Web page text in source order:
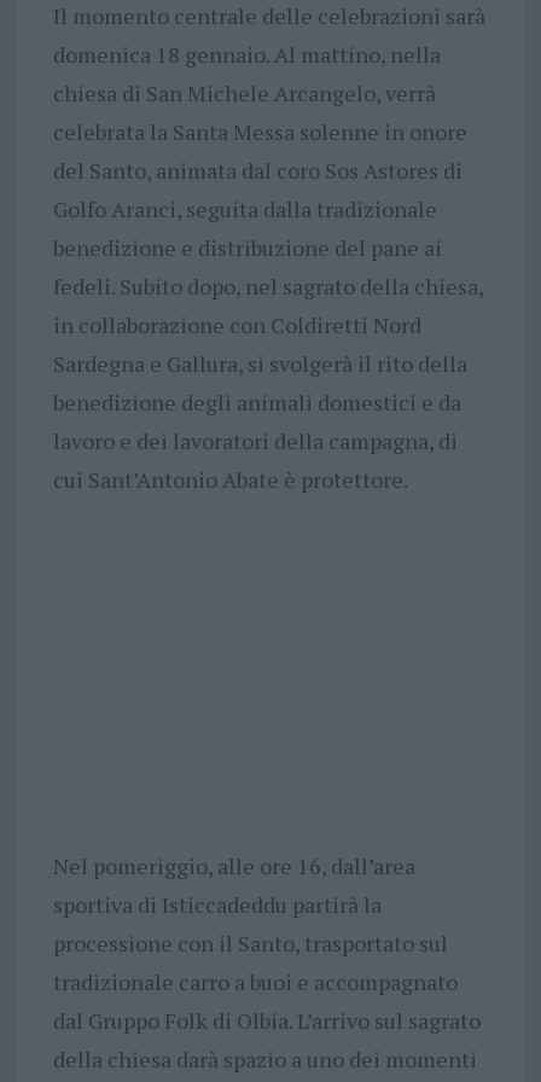
Il momento centrale delle celebrazioni sarà
domenica 18 gennaio. Al mattino, nella
chiesa di San Michele Arcangelo, verrà
celebrata la Santa Messa solenne in onore
del Santo, animata dal coro Sos Astores di
Golfo Aranci, seguita dalla tradizionale
benedizione e distribuzione del pane ai
fedeli. Subito dopo, nel sagrato della chiesa,
in collaborazione con Coldiretti Nord
Sardegna e Gallura, si svolgerà il rito della
benedizione degli animali domestici e da
lavoro e dei lavoratori della campagna, di
cui Sant’Antonio Abate è protettore.
Nel pomeriggio, alle ore 16, dall’area
sportiva di Isticcadeddu partirà la
processione con il Santo, trasportato sul
tradizionale carro a buoi e accompagnato
dal Gruppo Folk di Olbia. L’arrivo sul sagrato
della chiesa darà spazio a uno dei momenti